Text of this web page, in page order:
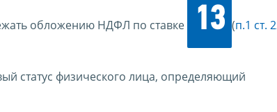
обложению НДФЛ по ставке 13 (п.1 ст.
статус физического лица, определяющий